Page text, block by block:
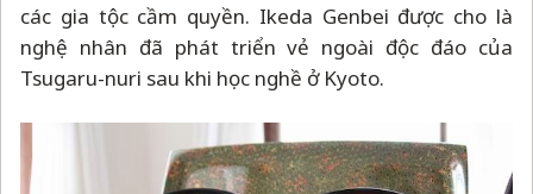
các gia tộc cầm quyền. Ikeda Genbei được cho là
nghệ nhân đã phát triển vẻ ngoài độc đáo của
Tsugaru-nuri sau khi học nghề ở Kyoto.